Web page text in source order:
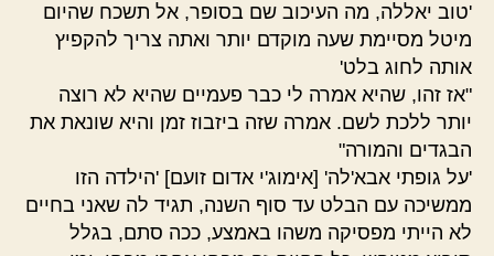
'טוב יאללה, מה העיכוב שם בסופר, אל תשכח שהיום
מיטל מסיימת שעה מוקדם יותר ואתה צריך להקפיץ
אותה לחוג בלט'
"אז זהו, שהיא אמרה לי כבר פעמיים שהיא לא רוצה
יותר ללכת לשם. אמרה שזה ביזבוז זמן והיא שונאת את
הבגדים והמורה"
'על גופתי אבא'לה' [אימוג'י אדום זועם] 'הילדה הזו
ממשיכה עם הבלט עד סוף השנה, תגיד לה שאני בחיים
לא הייתי מפסיקה משהו באמצע, ככה סתם, בגלל